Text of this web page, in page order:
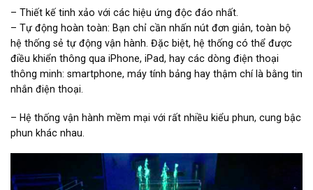
– Thiết kế tinh xảo với các hiệu ứng độc đáo nhất.
– Tự động hoàn toàn: Bạn chỉ cần nhấn nút đơn giản, toàn bộ
hệ thống sẻ tự động vận hành. Đặc biệt, hệ thống có thể được
điều khiển thông qua iPhone, iPad, hay các dòng điện thoại
thông minh: smartphone, máy tính bảng hay thậm chí là bằng tin
nhắn điện thoại.
– Hệ thống vận hành mềm mại với rất nhiều kiểu phun, cung bậc
phun khác nhau.